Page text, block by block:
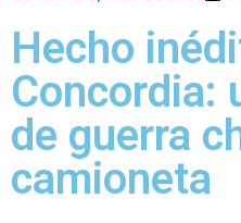
Hecho
Concordia:
de guerra
camioneta